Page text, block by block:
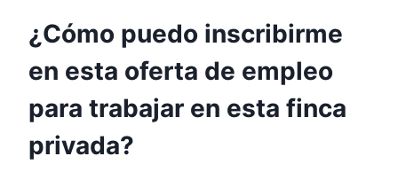
¿Cómo puedo inscribirme
en esta oferta de empleo
para trabajar en esta finca
privada?